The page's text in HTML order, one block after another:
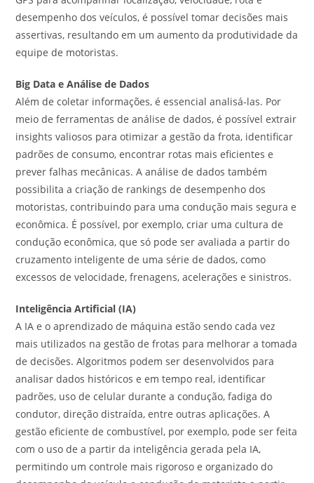
desempenho dos veículos, é possível tomar decisões mais
assertivas, resultando em um aumento da produtividade da
equipe de motoristas.
Big Data e Análise de Dados
Além de coletar informações, é essencial analisá-las. Por
meio de ferramentas de análise de dados, é possível extrair
insights valiosos para otimizar a gestão da frota, identificar
padrões de consumo, encontrar rotas mais eficientes e
prever falhas mecânicas. A análise de dados também
possibilita a criação de rankings de desempenho dos
motoristas, contribuindo para uma condução mais segura e
econômica. É possível, por exemplo, criar uma cultura de
condução econômica, que só pode ser avaliada a partir do
cruzamento inteligente de uma série de dados, como
excessos de velocidade, frenagens, acelerações e sinistros.
Inteligência Artificial (IA)
A IA e o aprendizado de máquina estão sendo cada vez
mais utilizados na gestão de frotas para melhorar a tomada
de decisões. Algoritmos podem ser desenvolvidos para
analisar dados históricos e em tempo real, identificar
padrões, uso de celular durante a condução, fadiga do
condutor, direção distraída, entre outras aplicações. A
gestão eficiente de combustível, por exemplo, pode ser feita
com o uso de a partir da inteligência gerada pela IA,
permitindo um controle mais rigoroso e organizado do